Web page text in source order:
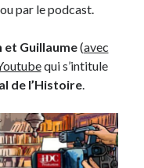
par le podcast.
et Guillaume(avec
qui s’intitule
de l’Histoire.